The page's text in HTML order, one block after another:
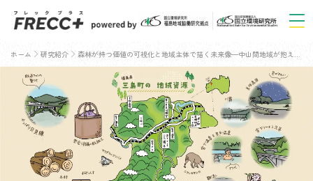
ホーム 研究紹介 森林が持つ価値の可視化と地域主体で描く未来像—中山間地域が抱える課題と資源活用の可能性—